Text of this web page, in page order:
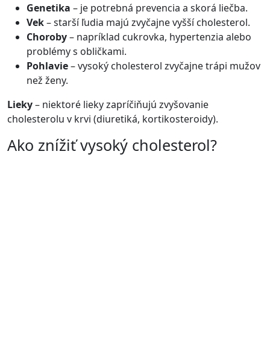
Genetika – je potrebná prevencia a skorá liečba.
Vek– starší ľudia majú zvyčajne vyšší cholesterol.
Choroby– napríklad cukrovka, hypertenzia alebo
problémy s obličkami.
Pohlavie– vysoký cholesterol zvyčajne trápi mužov
než ženy.
Lieky– niektoré lieky zapríčiňujú zvyšovanie
cholesterolu v krvi (diuretiká, kortikosteroidy).
Ako znížiť vysoký cholesterol?